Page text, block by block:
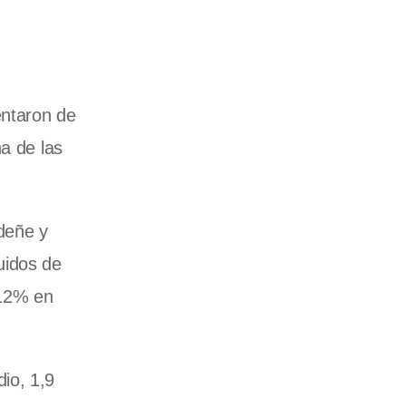
de
de las
y
de
en
1,9